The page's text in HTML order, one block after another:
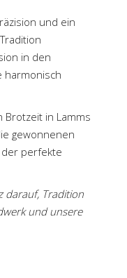
und ein
in den
harmonisch
Brotzeit in Lamms
gewonnenen
perfekte
darauf, Tradition
und unsere